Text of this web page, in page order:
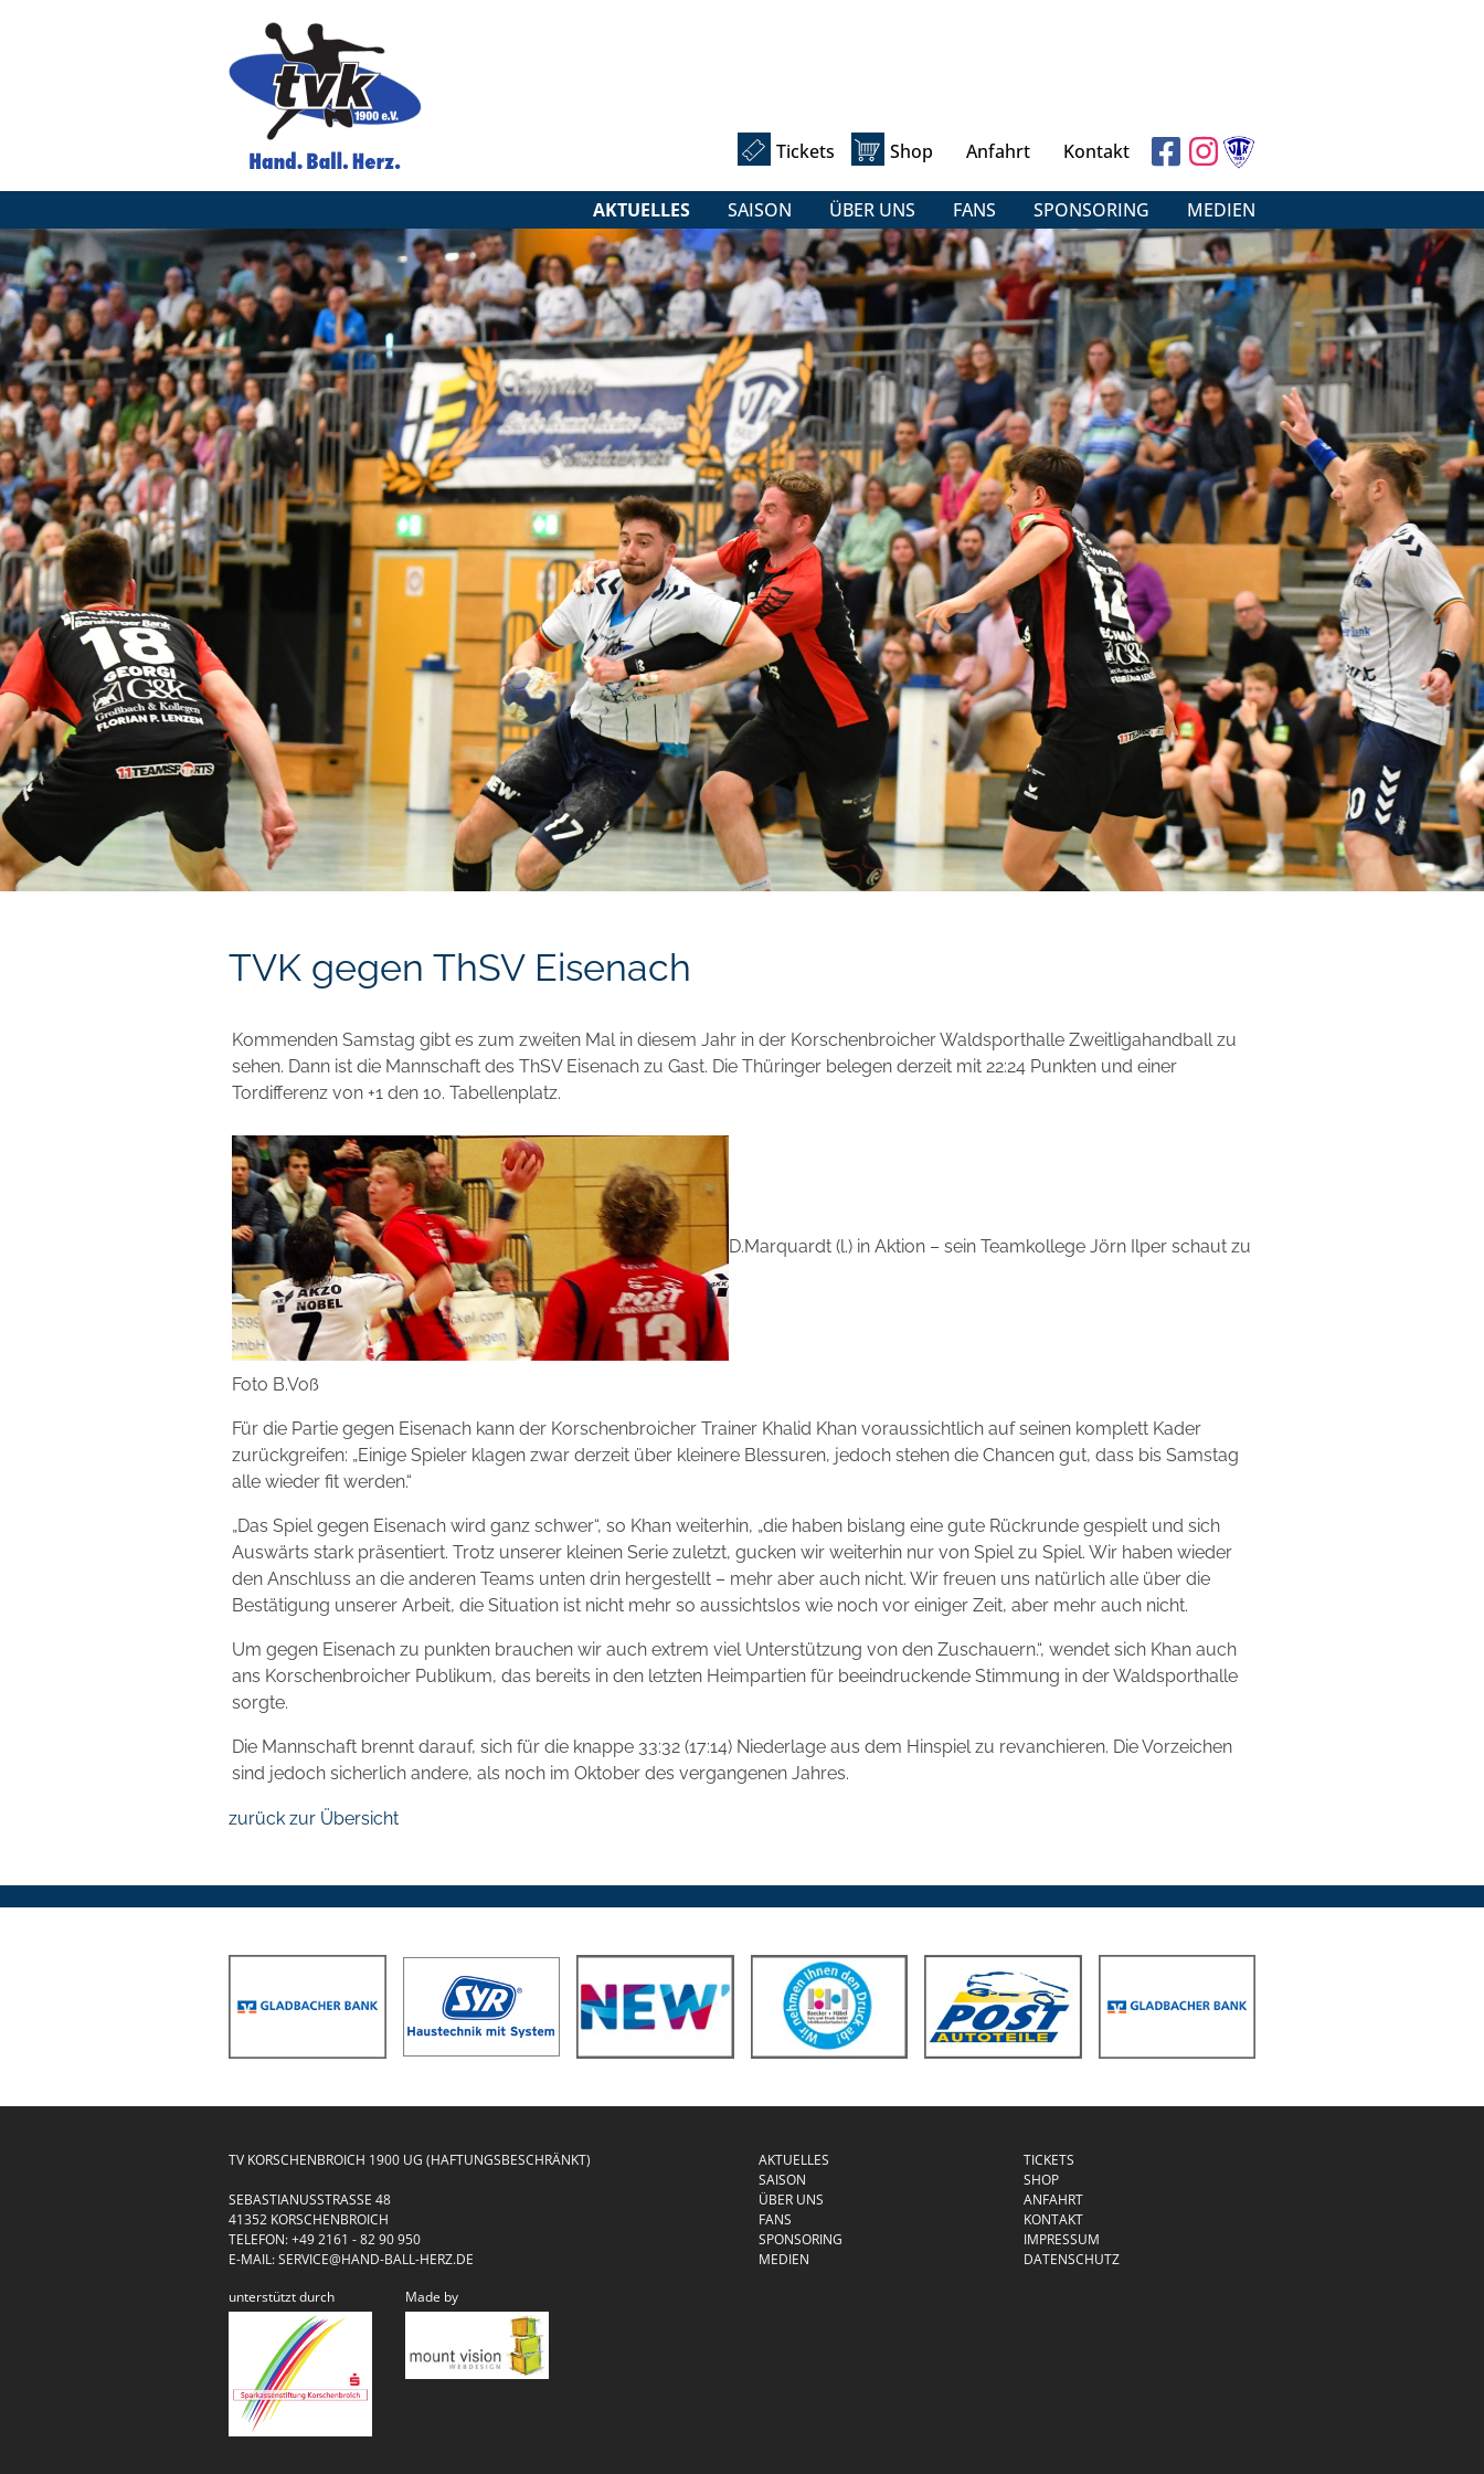
Kontakt
Anfahrt
Shop
Tickets
AKTUELLES SAISON ÜBER UNS FANS SPONSORING MEDIEN
TVK gegen ThSV Eisenach
Kommenden Samstag gibt es zum zweiten Mal in diesem Jahr in der Korschenbroicher Waldsporthalle Zweitligahandball zu
sehen. Dann ist die Mannschaft des ThSV Eisenach zu Gast. Die Thüringer belegen derzeit mit 22:24 Punkten und einer
Tordifferenz von +1 den 10. Tabellenplatz.
D.Marquardt (l.) in Aktion – sein Teamkollege Jörn Ilper schaut zu
Foto B.Voß
Für die Partie gegen Eisenach kann der Korschenbroicher Trainer Khalid Khan voraussichtlich auf seinen komplett Kader
zurückgreifen: „Einige Spieler klagen zwar derzeit über kleinere Blessuren, jedoch stehen die Chancen gut, dass bis Samstag
alle wieder fit werden.“
„Das Spiel gegen Eisenach wird ganz schwer“, so Khan weiterhin, „die haben bislang eine gute Rückrunde gespielt und sich
Auswärts stark präsentiert. Trotz unserer kleinen Serie zuletzt, gucken wir weiterhin nur von Spiel zu Spiel. Wir haben wieder
den Anschluss an die anderen Teams unten drin hergestellt – mehr aber auch nicht. Wir freuen uns natürlich alle über die
Bestätigung unserer Arbeit, die Situation ist nicht mehr so aussichtslos wie noch vor einiger Zeit, aber mehr auch nicht.
Um gegen Eisenach zu punkten brauchen wir auch extrem viel Unterstützung von den Zuschauern.“, wendet sich Khan auch
ans Korschenbroicher Publikum, das bereits in den letzten Heimpartien für beeindruckende Stimmung in der Waldsporthalle
sorgte.
Die Mannschaft brennt darauf, sich für die knappe 33:32 (17:14) Niederlage aus dem Hinspiel zu revanchieren. Die Vorzeichen
sind jedoch sicherlich andere, als noch im Oktober des vergangenen Jahres.
zurück zur Übersicht
TV KORSCHENBROICH 1900 UG (HAFTUNGSBESCHRÄNKT)
SEBASTIANUSSTRASSE 48
41352 KORSCHENBROICH
TELEFON:+49 2161 - 82 90 950
E-MAIL:SERVICE@HAND-BALL-HERZ.DE
AKTUELLES
SAISON
ÜBER UNS
FANS
SPONSORING
MEDIEN
TICKETS
SHOP
ANFAHRT
KONTAKT
IMPRESSUM
DATENSCHUTZ
unterstützt durch
Made by